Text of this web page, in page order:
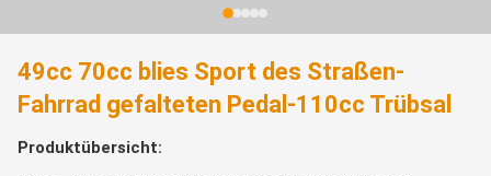
49cc 70cc blies Sport des Straßen-
Fahrrad gefalteten Pedal-110cc Trübsal
Produktübersicht: